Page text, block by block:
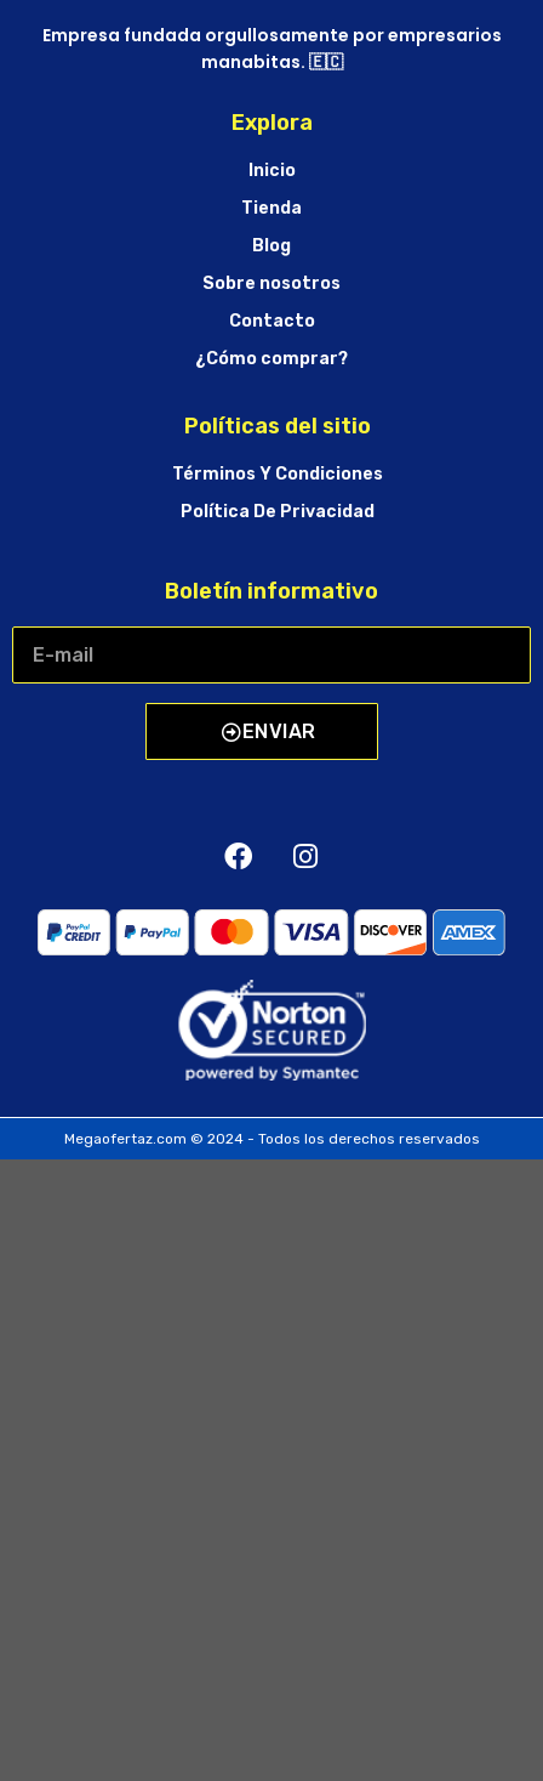
Empresa fundada orgullosamente por empresarios
manabitas. 🇪🇨
Explora
Inicio
Tienda
Blog
Sobre nosotros
Contacto
¿Cómo comprar?
Políticas del sitio
Términos Y Condiciones
Política De Privacidad
Boletín informativo
ENVIAR
Megaofertaz.com © 2024 - Todos los derechos reservados